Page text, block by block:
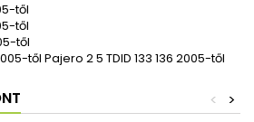
től
től
től
től Pajero 2 5 TDID 133 136 2005-től
>
<